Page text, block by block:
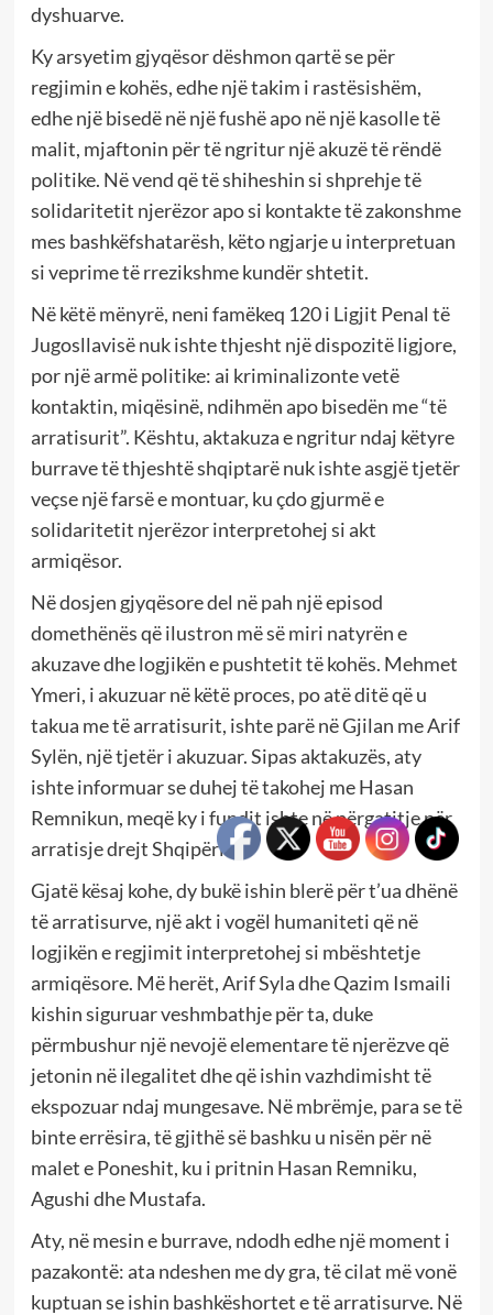
dyshuarve.
Ky arsyetim gjyqësor dëshmon qartë se për
regjimin e kohës, edhe një takim i rastësishëm,
edhe një bisedë në një fushë apo në një kasolle të
malit, mjaftonin për të ngritur një akuzë të rëndë
politike. Në vend që të shiheshin si shprehje të
solidaritetit njerëzor apo si kontakte të zakonshme
mes bashkëfshatarësh, këto ngjarje u interpretuan
si veprime të rrezikshme kundër shtetit.
Në këtë mënyrë, neni famëkeq 120 i Ligjit Penal të
Jugosllavisë nuk ishte thjesht një dispozitë ligjore,
por një armë politike: ai kriminalizonte vetë
kontaktin, miqësinë, ndihmën apo bisedën me “të
arratisurit”. Kështu, aktakuza e ngritur ndaj këtyre
burrave të thjeshtë shqiptarë nuk ishte asgjë tjetër
veçse një farsë e montuar, ku çdo gjurmë e
solidaritetit njerëzor interpretohej si akt
armiqësor.
Në dosjen gjyqësore del në pah një episod
domethënës që ilustron më së miri natyrën e
akuzave dhe logjikën e pushtetit të kohës. Mehmet
Ymeri, i akuzuar në këtë proces, po atë ditë që u
takua me të arratisurit, ishte parë në Gjilan me Arif
Sylën, një tjetër i akuzuar. Sipas aktakuzës, aty
ishte informuar se duhej të takohej me Hasan
Remnikun, meqë ky i fundit ishte në përgatitje për
arratisje drejt Shqipërisë.
Gjatë kësaj kohe, dy bukë ishin blerë për t’ua dhënë
të arratisurve, një akt i vogël humaniteti që në
logjikën e regjimit interpretohej si mbështetje
armiqësore. Më herët, Arif Syla dhe Qazim Ismaili
kishin siguruar veshmbathje për ta, duke
përmbushur një nevojë elementare të njerëzve që
jetonin në ilegalitet dhe që ishin vazhdimisht të
ekspozuar ndaj mungesave. Në mbrëmje, para se të
binte errësira, të gjithë së bashku u nisën për në
malet e Poneshit, ku i pritnin Hasan Remniku,
Agushi dhe Mustafa.
Aty, në mesin e burrave, ndodh edhe një moment i
pazakontë: ata ndeshen me dy gra, të cilat më vonë
kuptuan se ishin bashkëshortet e të arratisurve. Në